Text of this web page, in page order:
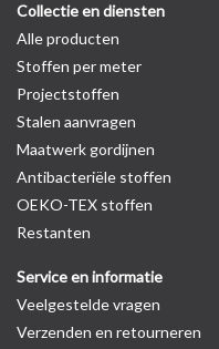
Collectie en diensten
Alle producten
Stoffen per meter
Projectstoffen
Stalen aanvragen
Maatwerk gordijnen
Antibacteriële stoffen
OEKO-TEX stoffen
Restanten
Service en informatie
Veelgestelde vragen
Verzenden en retourneren